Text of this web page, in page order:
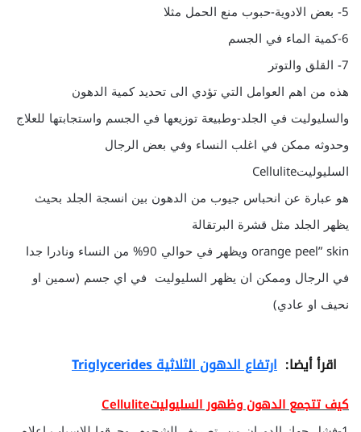
5- بعض الادوية-حبوب منع الحمل مثلا
6-كمية الماء في الجسم
7- القلق والتوتر
هذه من اهم العوامل التي تؤدي الى تحديد كمية الدهون
والسليوليت في الجلد-وطبيعة توزيعها في الجسم واستجابتها للعلاج
وحدوثه ممكن في اغلب النساء وفي بعض الرجال
السليوليتCellulite
هو عبارة عن انحباس جيوب من الدهون بين انسجة الجلد بحيث
يظهر الجلد مثل قشرة البرتقالة
orange peel” skin ويظهر في حوالي 90% من النساء ونادرا جدا
في الرجال وممكن ان يظهر السليوليت في اي جسم (سمين او
نحيف او عادي)
اقرأ أيضا: ارتفاع الدهون الثلاثية Triglycerides
كيف تتجمع الدهون وظهور السليوليتCellulite